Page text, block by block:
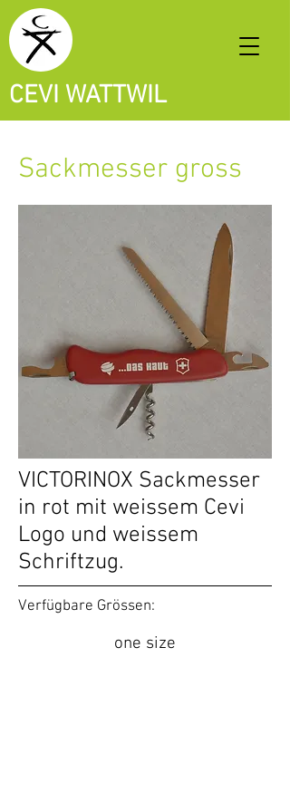
CEVI WATTWIL
Sackmesser gross
VICTORINOX Sackmesser
in rot mit weissem Cevi
Logo und weissem
Schriftzug.
Verfügbare Grössen:
one size